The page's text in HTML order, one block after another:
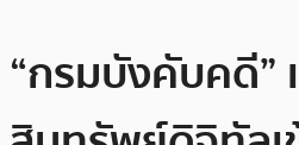
“กรมบังคับคดี”